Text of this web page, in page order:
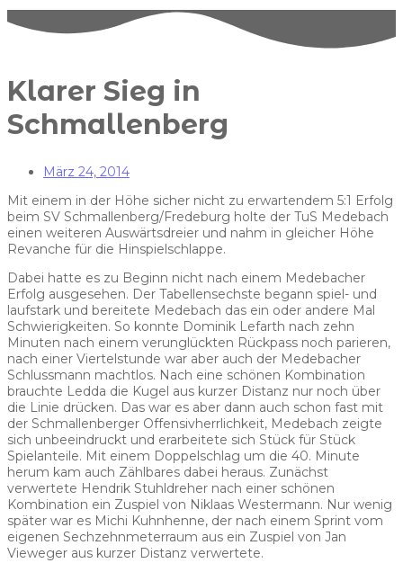
Klarer Sieg in
Schmallenberg
März 24, 2014
Mit einem in der Höhe sicher nicht zu erwartendem 5:1 Erfolg
beim SV Schmallenberg/Fredeburg holte der TuS Medebach
einen weiteren Auswärtsdreier und nahm in gleicher Höhe
Revanche für die Hinspielschlappe.
Dabei hatte es zu Beginn nicht nach einem Medebacher
Erfolg ausgesehen. Der Tabellensechste begann spiel- und
laufstark und bereitete Medebach das ein oder andere Mal
Schwierigkeiten. So konnte Dominik Lefarth nach zehn
Minuten nach einem verunglückten Rückpass noch parieren,
nach einer Viertelstunde war aber auch der Medebacher
Schlussmann machtlos. Nach eine schönen Kombination
brauchte Ledda die Kugel aus kurzer Distanz nur noch über
die Linie drücken. Das war es aber dann auch schon fast mit
der Schmallenberger Offensivherrlichkeit, Medebach zeigte
sich unbeeindruckt und erarbeitete sich Stück für Stück
Spielanteile. Mit einem Doppelschlag um die 40. Minute
herum kam auch Zählbares dabei heraus. Zunächst
verwertete Hendrik Stuhldreher nach einer schönen
Kombination ein Zuspiel von Niklaas Westermann. Nur wenig
später war es Michi Kuhnhenne, der nach einem Sprint vom
eigenen Sechzehnmeterraum aus ein Zuspiel von Jan
Vieweger aus kurzer Distanz verwertete.